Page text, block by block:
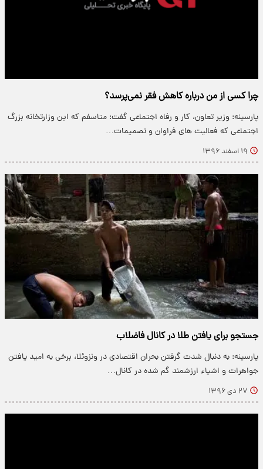
چرا کسی از من درباره کاهش فقر نمی‌پرسد؟
پارسینه: وزیر تعاون، کار و رفاه اجتماعی گفت: متاسفم که این وزارتخانه بزرگ
اجتماعی که فعالیت های فراوان و تصمیمات…
۱۹ اسفند ۱۳۹۶
جستجو برای یافتن طلا در کانال فاضلاب
پارسینه: به دنبال شدت گرفتن بحران اقتصادی در ونزوئلا، برخی به امید یافتن
جواهرات و اشیاء ارزشمند گم شده در کانال…
۲۷ دی ۱۳۹۶